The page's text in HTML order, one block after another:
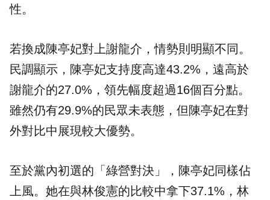
性。
若換成陳亭妃對上謝龍介，情勢則明顯不同。
民調顯示，陳亭妃支持度高達43.2%，遠高於
謝龍介的27.0%，領先幅度超過16個百分點。
雖然仍有29.9%的民眾未表態，但陳亭妃在對
外對比中展現較大優勢。
至於黨內初選的「綠營對決」，陳亭妃同樣佔
上風。她在與林俊憲的比較中拿下37.1%，林